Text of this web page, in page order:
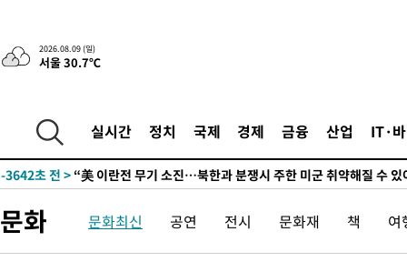
2026.08.09 (일)
서울 30.7℃
실시간 정치 국제 경제 금융 산업 IT·
-3662초 전 >
-31361초 전 >이강인, 오늘 서울서 AT마드리드 입단식…'전례 없는 특급대
차'
-17714초 전 >
콜롬비아 신임 우파 대통령 취임 하루만에 차량폭탄 폭발 사건
-11308초 전 >튀르키예 외무장관, "메카 3국 방위협정은 이란이 목표 아냐 "
문화 문화최신 공연 전시 문화재 책 여